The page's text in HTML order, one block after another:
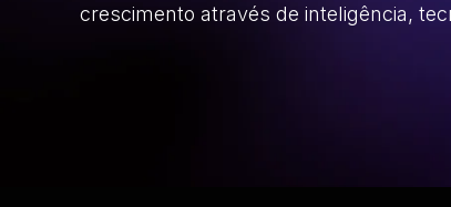
crescimento através de inteligência,